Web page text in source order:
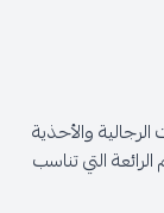
والأحذية
التي تناسب